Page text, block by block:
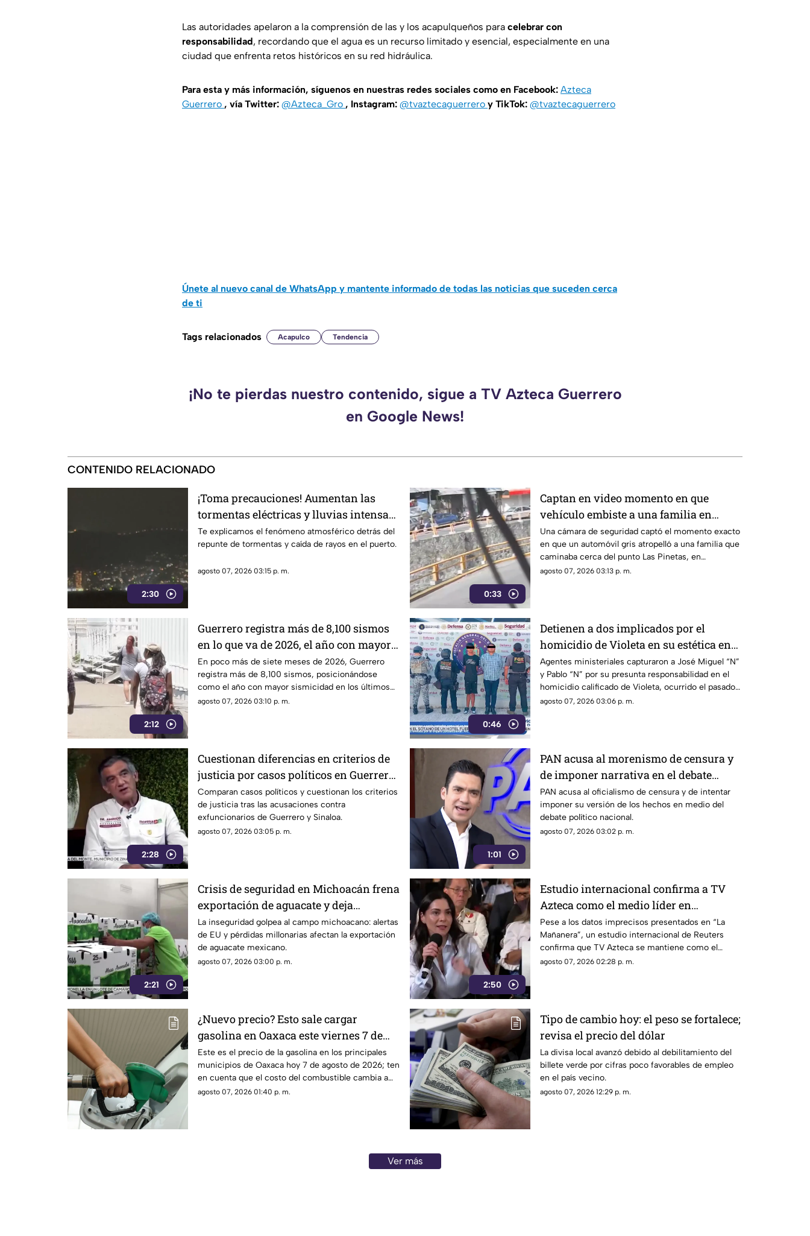
Las autoridades apelaron a la comprensión de las y los acapulqueños para celebrar con
responsabilidad, recordando que el agua es un recurso limitado y esencial, especialmente en una
ciudad que enfrenta retos históricos en su red hidráulica.
Para esta y más información, síguenos en nuestras redes sociales como en Facebook: Azteca
Guerrero , vía Twitter: @Azteca_Gro , Instagram: @tvaztecaguerrero y TikTok: @tvaztecaguerrero
Únete al nuevo canal de WhatsApp y mantente informado de todas las noticias que suceden cerca
de ti
Tags relacionados Acapulco Tendencia
¡No te pierdas nuestro contenido, sigue a TV Azteca Guerrero
en Google News!
CONTENIDO RELACIONADO
2:30
¡Toma precauciones! Aumentan las
tormentas eléctricas y lluvias intensas
en Acapulco
Te explicamos el fenómeno atmosférico detrás del
repunte de tormentas y caída de rayos en el puerto.
agosto 07, 2026 03:15 p. m.
0:33
Captan en video momento en que
vehículo embiste a una familia en
Chilpancingo
Una cámara de seguridad captó el momento exacto
en que un automóvil gris atropelló a una familia que
caminaba cerca del punto Las Pinetas, en
Chilpancingo.
agosto 07, 2026 03:13 p. m.
2:12
Guerrero registra más de 8,100 sismos
en lo que va de 2026, el año con mayor
sismicidad de los últimos cinco años
En poco más de siete meses de 2026, Guerrero
registra más de 8,100 sismos, posicionándose
como el año con mayor sismicidad en los últimos
cinco años y encendiendo las alertas entre la
agosto 07, 2026 03:10 p. m.
0:46
Detienen a dos implicados por el
homicidio de Violeta en su estética en
Acapulco
Agentes ministeriales capturaron a José Miguel “N”
y Pablo “N” por su presunta responsabilidad en el
homicidio calificado de Violeta, ocurrido el pasado
4 de mayo en la colonia Progreso de Acapulco.
agosto 07, 2026 03:06 p. m.
2:28
Cuestionan diferencias en criterios de
justicia por casos políticos en Guerrero
y Sinaloa
Comparan casos políticos y cuestionan los criterios
de justicia tras las acusaciones contra
exfuncionarios de Guerrero y Sinaloa.
agosto 07, 2026 03:05 p. m.
1:01
PAN acusa al morenismo de censura y
de imponer narrativa en el debate
público
PAN acusa al oficialismo de censura y de intentar
imponer su versión de los hechos en medio del
debate político nacional.
agosto 07, 2026 03:02 p. m.
2:21
Crisis de seguridad en Michoacán frena
exportación de aguacate y deja
pérdidas millonarias
La inseguridad golpea al campo michoacano: alertas
de EU y pérdidas millonarias afectan la exportación
de aguacate mexicano.
agosto 07, 2026 03:00 p. m.
2:50
Estudio internacional confirma a TV
Azteca como el medio líder en
credibilidad y alcance
Pese a los datos imprecisos presentados en “La
Mañanera”, un estudio internacional de Reuters
confirma que TV Azteca se mantiene como el
medio tradicional con mayor alcance y credibilidad
agosto 07, 2026 02:28 p. m.
¿Nuevo precio? Esto sale cargar
gasolina en Oaxaca este viernes 7 de
agosto
Este es el precio de la gasolina en los principales
municipios de Oaxaca hoy 7 de agosto de 2026; ten
en cuenta que el costo del combustible cambia a
diario y varía por estación.
agosto 07, 2026 01:40 p. m.
Tipo de cambio hoy: el peso se fortalece;
revisa el precio del dólar
La divisa local avanzó debido al debilitamiento del
billete verde por cifras poco favorables de empleo
en el país vecino.
agosto 07, 2026 12:29 p. m.
Ver más